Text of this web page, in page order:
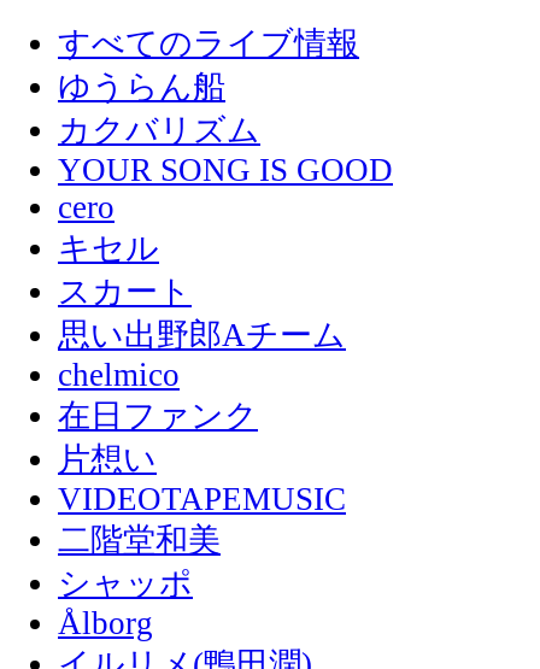
すべてのライブ情報
ゆうらん船
カクバリズム
YOUR SONG IS GOOD
cero
キセル
スカート
思い出野郎Aチーム
chelmico
在日ファンク
片想い
VIDEOTAPEMUSIC
二階堂和美
シャッポ
Ålborg